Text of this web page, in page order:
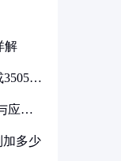
解
代
应用
加多少